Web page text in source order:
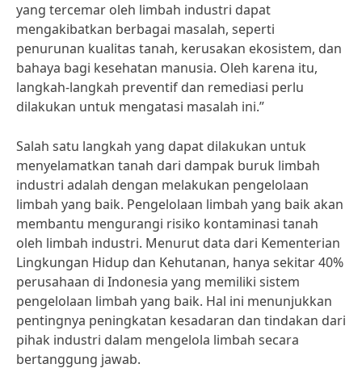
yang tercemar oleh limbah industri dapat
mengakibatkan berbagai masalah, seperti
penurunan kualitas tanah, kerusakan ekosistem, dan
bahaya bagi kesehatan manusia. Oleh karena itu,
langkah-langkah preventif dan remediasi perlu
dilakukan untuk mengatasi masalah ini.”
Salah satu langkah yang dapat dilakukan untuk
menyelamatkan tanah dari dampak buruk limbah
industri adalah dengan melakukan pengelolaan
limbah yang baik. Pengelolaan limbah yang baik akan
membantu mengurangi risiko kontaminasi tanah
oleh limbah industri. Menurut data dari Kementerian
Lingkungan Hidup dan Kehutanan, hanya sekitar 40%
perusahaan di Indonesia yang memiliki sistem
pengelolaan limbah yang baik. Hal ini menunjukkan
pentingnya peningkatan kesadaran dan tindakan dari
pihak industri dalam mengelola limbah secara
bertanggung jawab.